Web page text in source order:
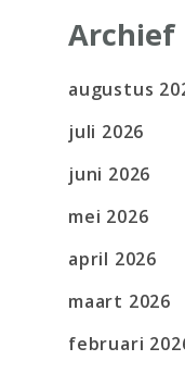
Archief
augustus
juli 2026
juni 2026
mei 2026
april 2026
maart 2026
februari